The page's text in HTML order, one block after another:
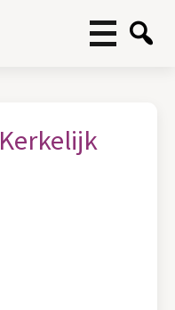
Kerkelijk